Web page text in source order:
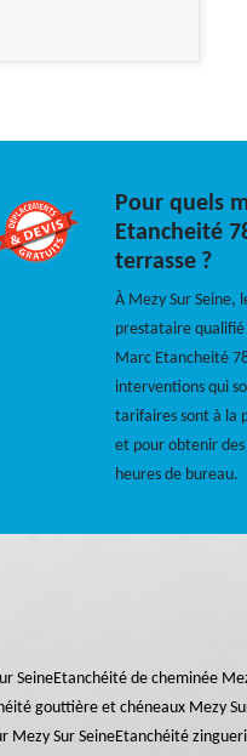
Pour quels
Etancheité
terrasse ?
À Mezy Sur Seine,
prestataire
Marc Etancheité
interventions qui
tarifaires sont à la
et pour obtenir des
heures de bureau.
SeineEtanchéité de cheminée
gouttière et chéneaux Mezy
Mezy Sur SeineEtanchéité